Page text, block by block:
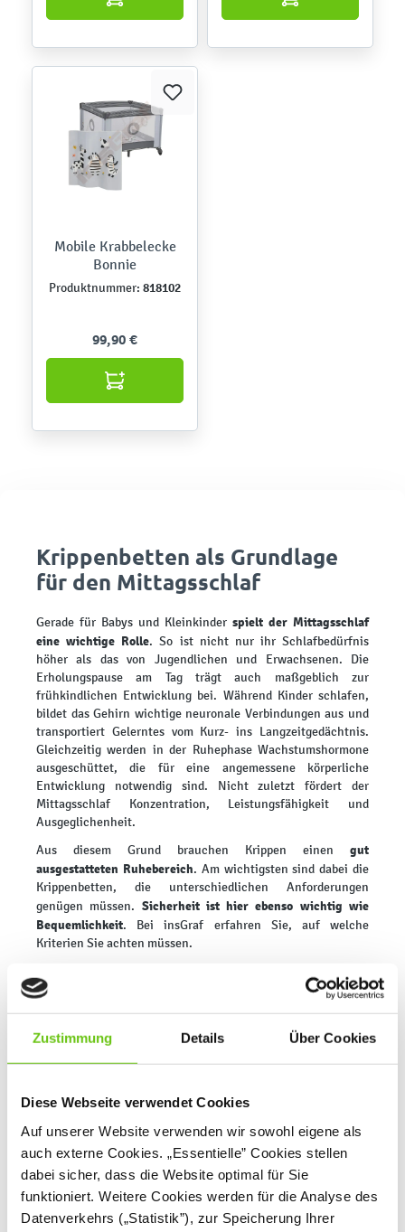
Zustimmung Details Über Cookies
Diese Webseite verwendet Cookies
Auf unserer Website verwenden wir sowohl eigene als
auch externe Cookies. „Essentielle” Cookies stellen
dabei sicher, dass die Website optimal für Sie
funktioniert. Weitere Cookies werden für die Analyse des
Datenverkehrs („Statistik”), zur Speicherung Ihrer
Mobile Krabbelecke
Bonnie
Produktnummer: 818102
99,90 €
Krippenbetten als Grundlage
für den Mittagsschlaf
Gerade für Babys und Kleinkinder spielt der Mittagsschlaf
eine wichtige Rolle. So ist nicht nur ihr Schlafbedürfnis
höher als das von Jugendlichen und Erwachsenen. Die
Erholungspause am Tag trägt auch maßgeblich zur
frühkindlichen Entwicklung bei. Während Kinder schlafen,
bildet das Gehirn wichtige neuronale Verbindungen aus und
transportiert Gelerntes vom Kurz- ins Langzeitgedächtnis.
Gleichzeitig werden in der Ruhephase Wachstumshormone
ausgeschüttet, die für eine angemessene körperliche
Entwicklung notwendig sind. Nicht zuletzt fördert der
Mittagsschlaf Konzentration, Leistungsfähigkeit und
Ausgeglichenheit.
Aus diesem Grund brauchen Krippen einen gut
ausgestatteten Ruhebereich. Am wichtigsten sind dabei die
Krippenbetten, die unterschiedlichen Anforderungen
genügen müssen. Sicherheit ist hier ebenso wichtig wie
Bequemlichkeit. Bei insGraf erfahren Sie, auf welche
Kriterien Sie achten müssen.
Wie sollten Betten für die Krippe
beschaffen sein?
Bei der Auswahl von Kleinkindbetten steht der
Sicherheitsaspekt an erster Stelle. Die Ruheplätze sollten
dass unruhige Schläfer herausfallen. Kunststoffliegen sind
daher besser für Kitas mit älteren Kindern geeignet. In
Krippen empfehlen sich stattdessenSchaumstoffbettenmit
Aufkantung oder aber Gitterbetten. Achten Sie ebenfalls auf
eine unbedenkliche (speichelechte) Lackierung von
Holzelementen oder aber eine hervorragende
Hautverträglichkeit von Stoff- und Kunstlederbezügen.